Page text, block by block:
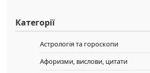
Категорії
Астрологія та гороскопи
Афоризми, вислови, цитати